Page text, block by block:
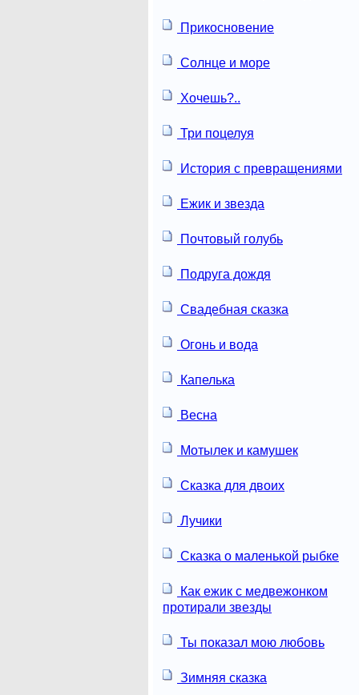
Прикосновение
Солнце и море
Хочешь?..
Три поцелуя
История с превращениями
Ежик и звезда
Почтовый голубь
Подруга дождя
Свадебная сказка
Огонь и вода
Капелька
Весна
Мотылек и камушек
Сказка для двоих
Лучики
Сказка о маленькой рыбке
Как ежик с медвежонком
протирали звезды
Ты показал мою любовь
Зимняя сказка